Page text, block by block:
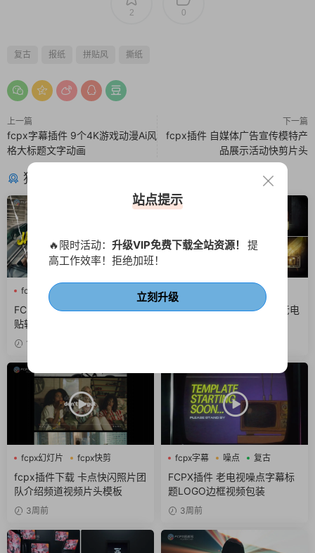
2 0
复古 报纸 拼贴风 撕纸
上一篇
fcpx字幕插件 9个4K游戏动漫Ai风
格大标题文字动画
下一篇
fcpx插件 自媒体广告宣传模特产
品展示活动快剪片头
猜你喜欢
fcpx图形动画
撕纸
FCPX插件 10组横竖版撕纸拼
贴转场动画视频过渡
11小时前
fcpx三维动画
finalcut插件 6个昏暗复古老电
fcpx幻灯片
fcpx快剪
fcpx视频开场
fcpx插件下载 卡点快闪照片团
队介绍频道视频片头模板
3周前
fcpx字幕 噪点 复古
FCPX插件 老电视噪点字幕标
题LOGO边框视频包装
3周前
站点提示
🔥限时活动： 升级VIP免费下载全站资源！ 提
高工作效率！拒绝加班！
立刻升级